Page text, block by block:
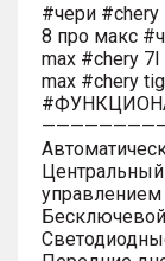
#чери
8 про макс
max #chery
max #chery
управлением